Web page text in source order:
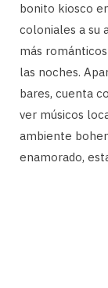
bonito kiosco
coloniales a su
más
las noches.
bares, cuenta
ver músicos
ambiente
enamorado,